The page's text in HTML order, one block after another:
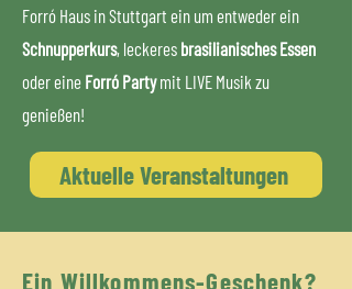
Forró Haus in Stuttgart ein um entweder ein
Schnupperkurs, leckeres brasilianisches Essen
oder eine Forró Partymit LIVE Musik zu
genießen!
Aktuelle Veranstaltungen
Ein Willkommens-Geschenk?